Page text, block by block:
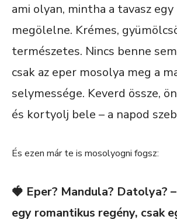
ami olyan, mintha a tavasz
megölelne. Krémes,
természetes. Nincs benne
csak az eper mosolya meg a
selymessége. Keverd össze,
és kortyolj bele – a napod
És ezen már te is mosolyogni fogsz:
🍓 Eper? Mandula? Datolya?
egy romantikus regény, csak